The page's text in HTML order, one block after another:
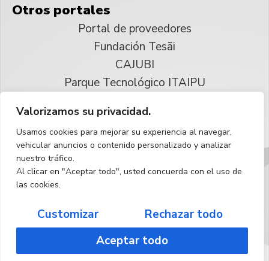
Valorizamos su privacidad.
Usamos cookies para mejorar su experiencia al navegar,
vehicular anuncios o contenido personalizado y analizar
nuestro tráfico.
Al clicar en "Aceptar todo", usted concuerda con el uso de
las cookies.
Customizar
Rechazar todo
Aceptar todo
Otros portales
Portal de proveedores
Fundación Tesãi
CAJUBI
Parque Tecnológico ITAIPU
Reservados todos los derechos
Español